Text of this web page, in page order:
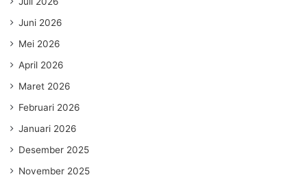
Juni 2026
Mei 2026
April 2026
Maret 2026
Februari 2026
Januari 2026
Desember 2025
November 2025